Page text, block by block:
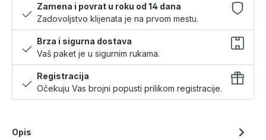
Zamena i povrat u roku od 14 dana
Zadovoljstvo klijenata je na prvom mestu.
Brza i sigurna dostava
Vaš paket je u sigurnim rukama.
Registracija
Očekuju Vas brojni popusti prilikom registracije.
Opis